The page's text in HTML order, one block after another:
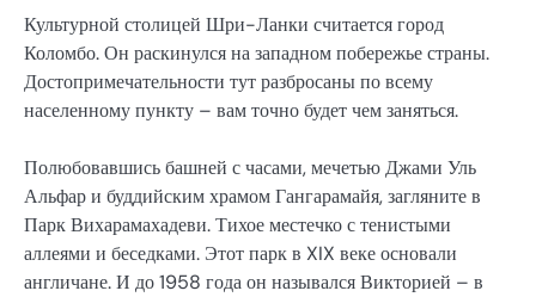
Культурной столицей Шри-Ланки считается город
Коломбо. Он раскинулся на западном побережье страны.
Достопримечательности тут разбросаны по всему
населенному пункту – вам точно будет чем заняться.
Полюбовавшись башней с часами, мечетью Джами Уль
Альфар и буддийским храмом Гангарамайя, загляните в
Парк Вихарамахадеви. Тихое местечко с тенистыми
аллеями и беседками. Этот парк в XIX веке основали
англичане. И до 1958 года он назывался Викторией – в